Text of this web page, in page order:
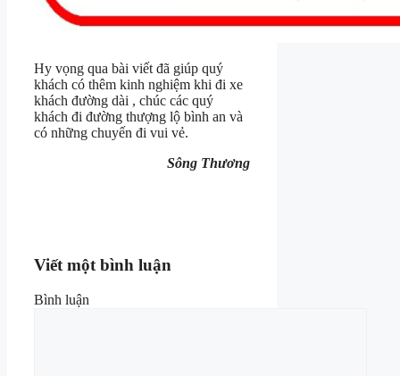
Hy vọng qua bài viết đã giúp quý
khách có thêm kinh nghiệm khi đi xe
khách đường dài , chúc các quý
khách đi đường thượng lộ bình an và
có những chuyến đi vui vẻ.
Sông Thương
Viết một bình luận
Bình luận